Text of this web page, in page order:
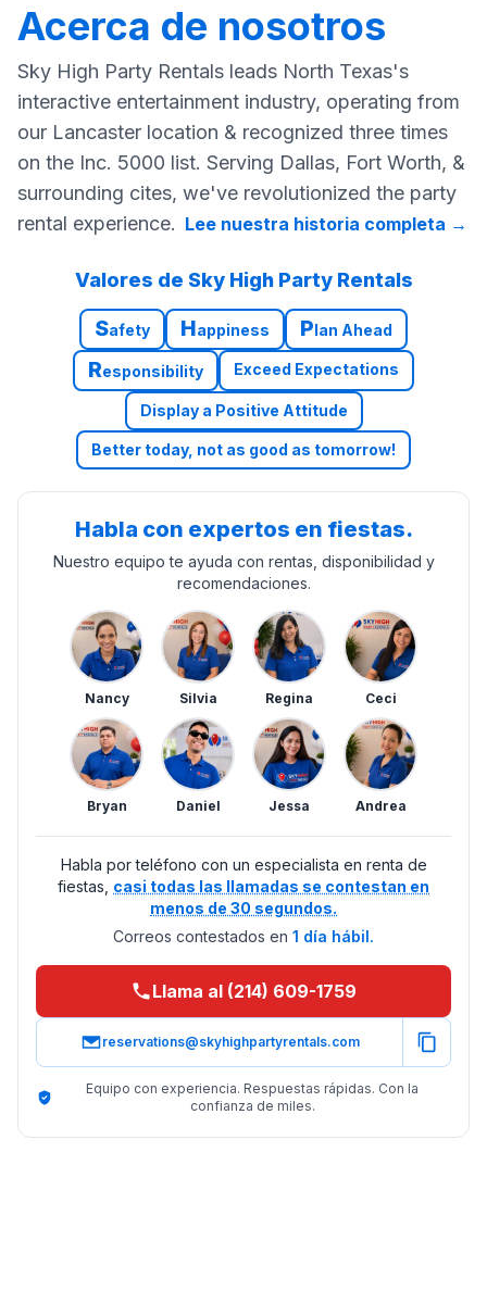
Acerca de nosotros
Sky High Party Rentals leads North Texas's
interactive entertainment industry, operating from
our Lancaster location & recognized three times
on the Inc. 5000 list. Serving Dallas, Fort Worth, &
surrounding cites, we've revolutionized the party
rental experience. Lee nuestra historia completa →
Valores de Sky High Party Rentals
Safety Happiness Plan Ahead
Responsibility Exceed Expectations
Display a Positive Attitude
Better today, not as good as tomorrow!
Habla con expertos en fiestas.
Nuestro equipo te ayuda con rentas, disponibilidad y
recomendaciones.
Nancy Silvia Regina Ceci
Bryan Daniel Jessa Andrea
Habla por teléfono con un especialista en renta de
fiestas, casi todas las llamadas se contestan en
menos de 30 segundos.
Correos contestados en 1 día hábil.
Llama al (214) 609-1759
reservations@skyhighpartyrentals.com
Equipo con experiencia. Respuestas rápidas. Con la
confianza de miles.